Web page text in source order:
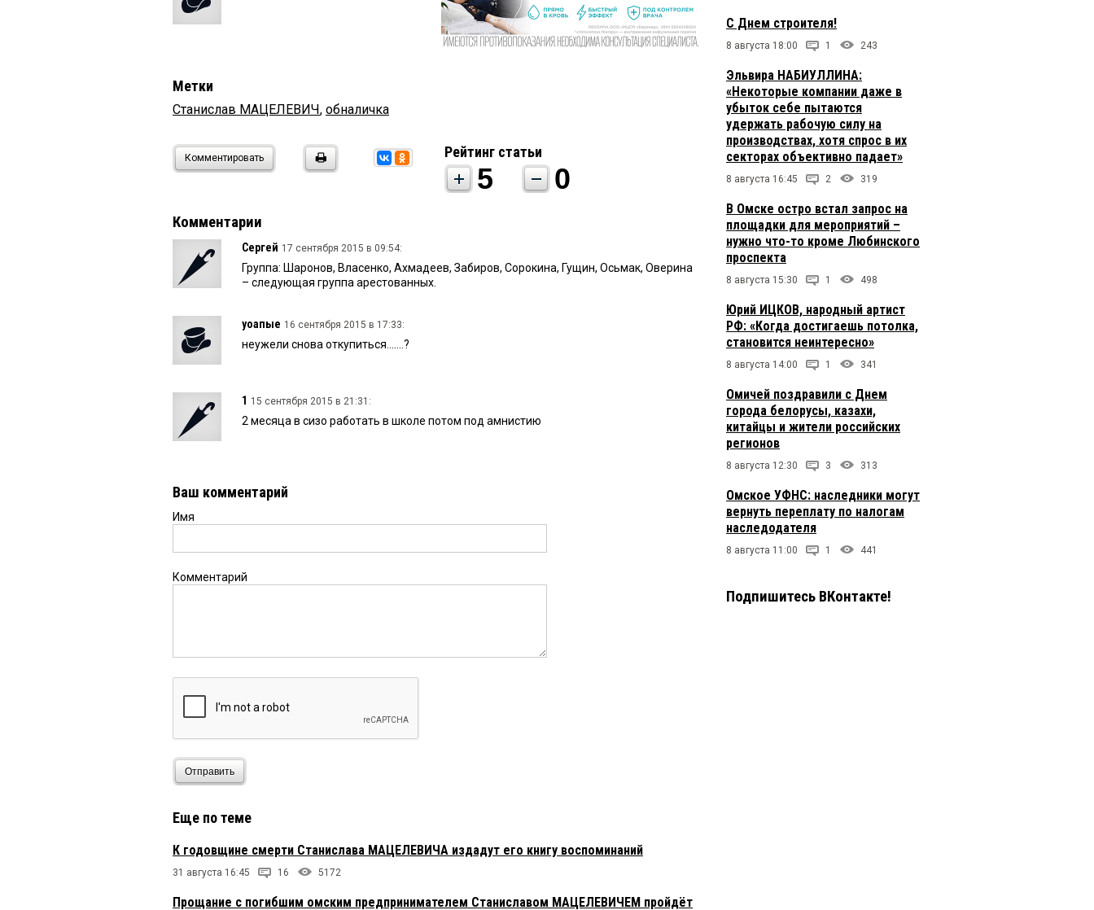
Метки
Станислав МАЦЕЛЕВИЧ, обналичка
Комментировать Рейтинг статьи
5 0
Комментарии
Сергей 17 сентября 2015 в 09:54:
Группа: Шаронов, Власенко, Ахмадеев, Забиров, Сорокина, Гущин, Осьмак, Оверина
– следующая группа арестованных.
уоапые 16 сентября 2015 в 17:33:
неужели снова откупиться.......?
1 15 сентября 2015 в 21:31:
2 месяца в сизо работать в школе потом под амнистию
Ваш комментарий
Имя
Комментарий
Отправить
Еще по теме
К годовщине смерти Станислава МАЦЕЛЕВИЧА издадут его книгу воспоминаний
31 августа 16:45 16 5172
Прощание с погибшим омским предпринимателем Станиславом МАЦЕЛЕВИЧЕМ пройдёт
С Днем строителя!
8 августа 18:00 1 243
Эльвира НАБИУЛЛИНА:
«Некоторые компании даже в
убыток себе пытаются
удержать рабочую силу на
производствах, хотя спрос в их
секторах объективно падает»
8 августа 16:45 2 319
В Омске остро встал запрос на
площадки для мероприятий –
нужно что-то кроме Любинского
проспекта
8 августа 15:30 1 498
Юрий ИЦКОВ, народный артист
РФ: «Когда достигаешь потолка,
становится неинтересно»
8 августа 14:00 1 341
Омичей поздравили с Днем
города белорусы, казахи,
китайцы и жители российских
регионов
8 августа 12:30 3 313
Омское УФНС: наследники могут
вернуть переплату по налогам
наследодателя
8 августа 11:00 1 441
Подпишитесь ВКонтакте!